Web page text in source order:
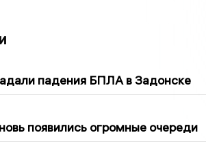
падения БПЛА в Задонске
появились огромные очереди